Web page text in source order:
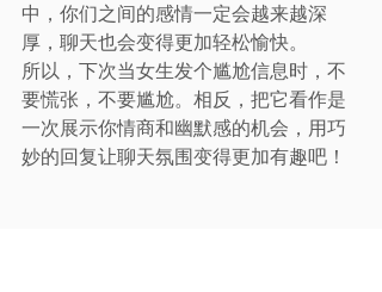
中，你们之间的感情一定会越来越深
厚，聊天也会变得更加轻松愉快。
所以，下次当女生发个尴尬信息时，不
要慌张，不要尴尬。相反，把它看作是
一次展示你情商和幽默感的机会，用巧
妙的回复让聊天氛围变得更加有趣吧！